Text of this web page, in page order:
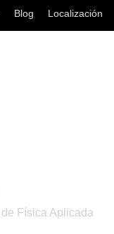
Blog Localización
Física Aplicada